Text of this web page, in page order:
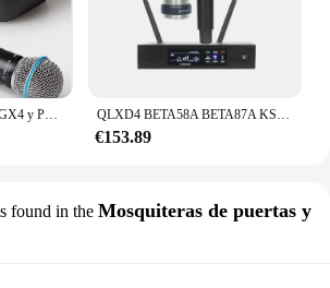
Micrófono inalámbrico PGX4 y PGX24/BETA58A para micrófono inalámbrico QLXD4 BETA58A BETA87A KSM9 uhf micrófono inalámbrico de karaoke de mano sistemas inalámbricos profesionales de metal
€153.89
found in the Mosquiteras de puertas y